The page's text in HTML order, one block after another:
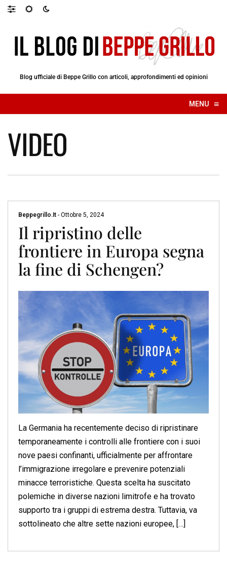
Blog ufficiale di Beppe Grillo con articoli, approfondimenti ed opinioni
MENU ≡
☰
VIDEO
Beppegrillo.it - Ottobre 5, 2024
Il ripristino delle
frontiere in Europa segna
la fine di Schengen?
La Germania ha recentemente deciso di ripristinare
temporaneamente i controlli alle frontiere con i suoi
nove paesi confinanti, ufficialmente per affrontare
l’immigrazione irregolare e prevenire potenziali
minacce terroristiche. Questa scelta ha suscitato
polemiche in diverse nazioni limitrofe e ha trovato
supporto tra i gruppi di estrema destra. Tuttavia, va
sottolineato che altre sette nazioni europee, […]